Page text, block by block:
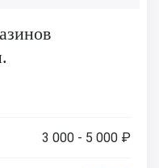
3 000 - 5 000 ₽